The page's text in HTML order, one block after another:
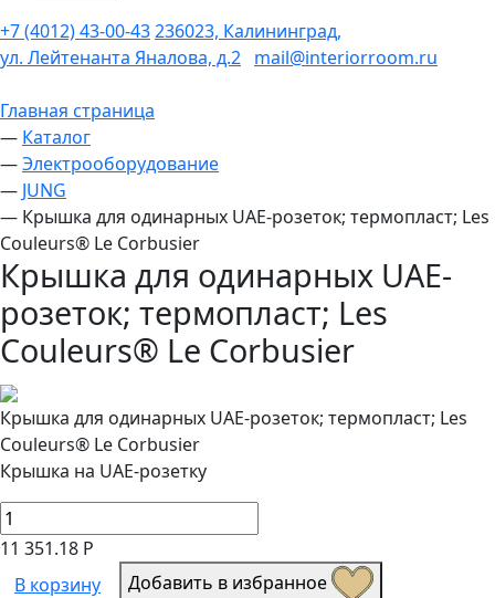
+7 (4012) 43-00-43236023, Калининград,
ул. Лейтенанта Яналова, д.2 mail@interiorroom.ru
Главная страница
— Каталог
—Электрооборудование
— JUNG
— Крышка для одинарных UAE-розеток; термопласт; Les
Couleurs® Le Corbusier
Крышка для одинарных UAE-
розеток; термопласт; Les
Couleurs® Le Corbusier
Крышка для одинарных UAE-розеток; термопласт; Les
Couleurs® Le Corbusier
Крышка на UAE-розетку
11 351.18 Р
В корзину
Добавить в избранное